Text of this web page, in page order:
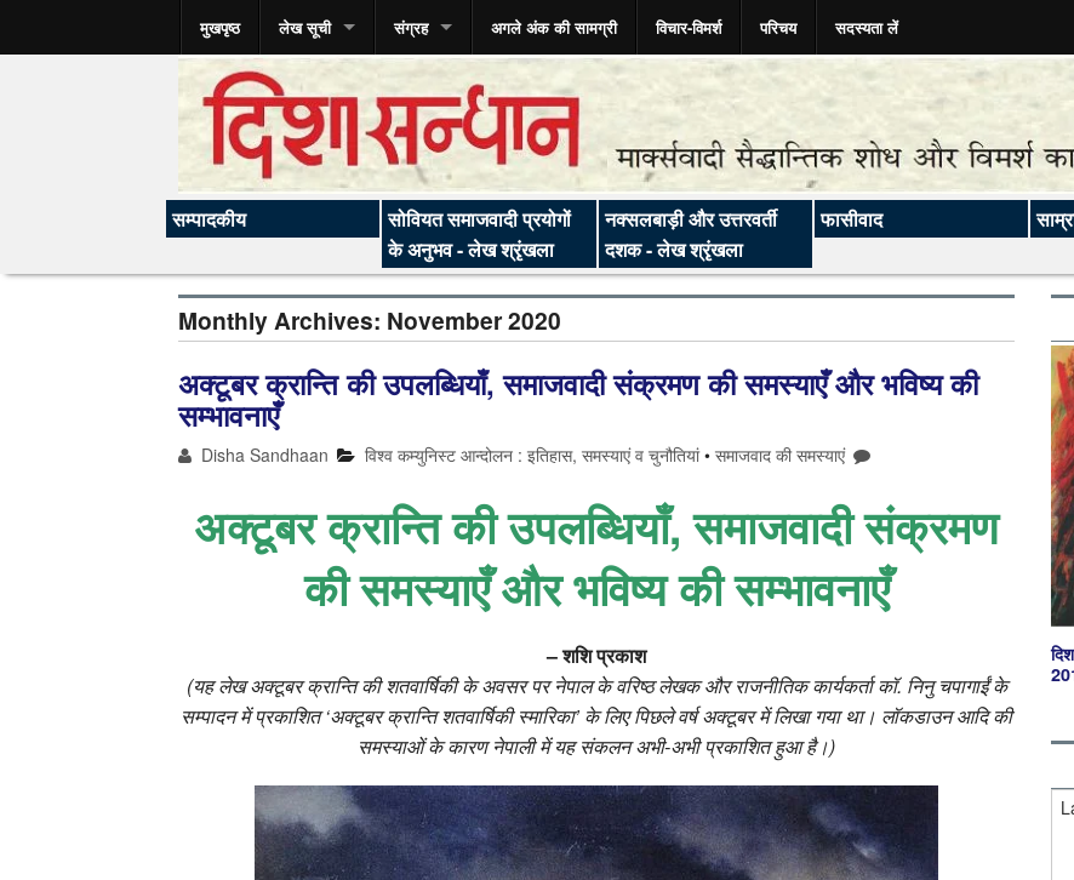
मुखपृष्ठ लेख सूची संग्रह अगले अंक की सामग्री विचार-विमर्श परिचय सदस्यता लें
सम्पादकीय
सोवियत समाजवादी प्रयोगों
के अनुभव - लेख श्रृंखला
नक्सलबाड़ी और उत्तरवर्ती
दशक - लेख श्रृंखला
फासीवाद
Monthly Archives: November 2020
अक्‍टूबर क्रान्ति की उपलब्धियाँ, समाजवादी संक्रमण की समस्‍याएँ और भविष्‍य की
सम्‍भावनाएँ
Disha Sandhaan विश्व कम्युनिस्ट आन्दोलन : इतिहास, समस्याएं व चुनौतियां•समाजवाद की समस्याएं
अक्‍टूबर क्रान्ति की उपलब्धियाँ, समाजवादी संक्रमण
की समस्‍याएँ और भविष्‍य की सम्‍भावनाएँ
– शशि प्रकाश
(यह लेख अक्‍टूबर क्रान्ति की शतवार्षिकी के अवसर पर नेपाल के वरिष्‍ठ लेखक और राजनीतिक कार्यकर्ता कॉ. निनु चपागाईं के
सम्‍पादन में प्रकाशित ‘अक्‍टूबर क्रान्ति शतवार्षिकी स्‍मारिका’ के लिए पिछले वर्ष अक्‍टूबर में लिखा गया था। लॉकडाउन आदि की
समस्‍याओं के कारण नेपाली में यह संकलन अभी-अभी प्रकाशित हुआ है।)